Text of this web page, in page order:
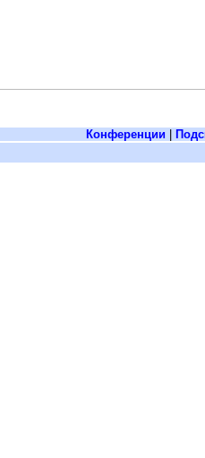
Конференции